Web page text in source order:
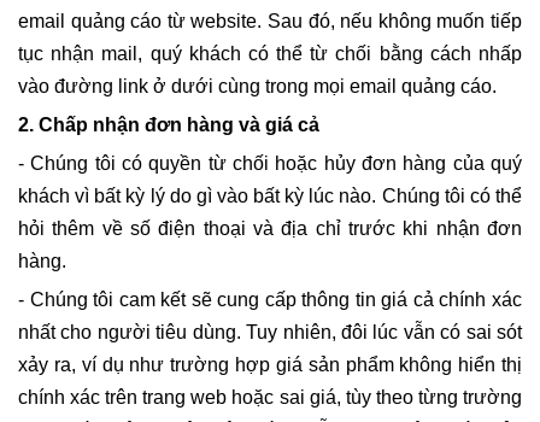
email quảng cáo từ website. Sau đó, nếu không muốn tiếp
tục nhận mail, quý khách có thể từ chối bằng cách nhấp
vào đường link ở dưới cùng trong mọi email quảng cáo.
2. Chấp nhận đơn hàng và giá cả
- Chúng tôi có quyền từ chối hoặc hủy đơn hàng của quý
khách vì bất kỳ lý do gì vào bất kỳ lúc nào. Chúng tôi có thể
hỏi thêm về số điện thoại và địa chỉ trước khi nhận đơn
hàng.
- Chúng tôi cam kết sẽ cung cấp thông tin giá cả chính xác
nhất cho người tiêu dùng. Tuy nhiên, đôi lúc vẫn có sai sót
xảy ra, ví dụ như trường hợp giá sản phẩm không hiển thị
chính xác trên trang web hoặc sai giá, tùy theo từng trường